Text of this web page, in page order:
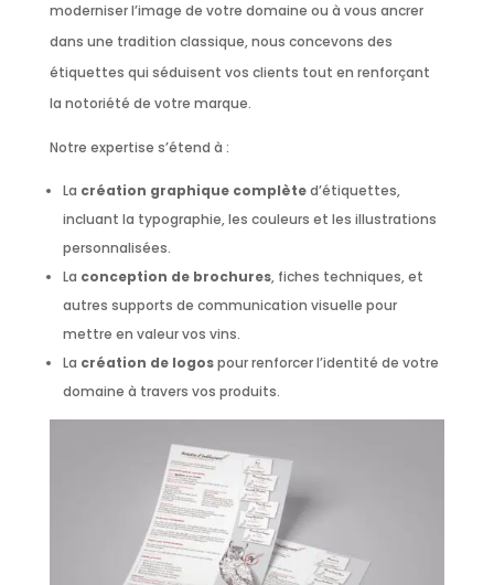
moderniser l’image de votre domaine ou à vous ancrer
dans une tradition classique, nous concevons des
étiquettes qui séduisent vos clients tout en renforçant
la notoriété de votre marque.
Notre expertise s’étend à :
La création graphique complèted’étiquettes,
incluant la typographie, les couleurs et les illustrations
personnalisées.
La conception de brochures, fiches techniques, et
autres supports de communication visuelle pour
mettre en valeur vos vins.
La création de logospour renforcer l’identité de votre
domaine à travers vos produits.